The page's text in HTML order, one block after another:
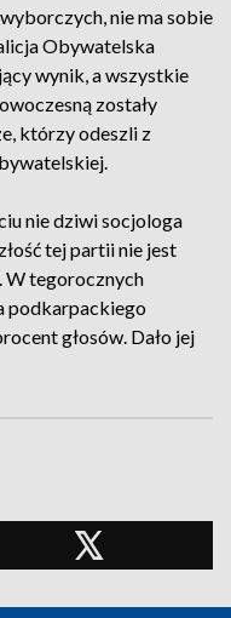
nie ma sobie
Obywatelska
wynik, a wszystkie
zostały
którzy odeszli z
nie dziwi socjologa
tej partii nie jest
W tegorocznych
podkarpackiego
głosów. Dało jej